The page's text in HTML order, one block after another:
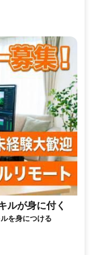
ルが身に付く
を身につける